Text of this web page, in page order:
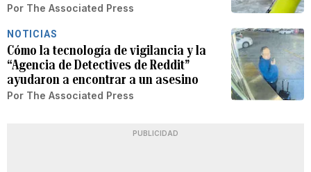
Por The Associated Press
NOTICIAS
Cómo la tecnología de vigilancia y la
“Agencia de Detectives de Reddit”
ayudaron a encontrar a un asesino
Por The Associated Press
PUBLICIDAD